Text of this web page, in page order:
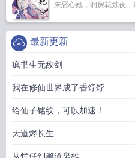
来恶心她，洞房花烛夜
最新更新
疯书生无敌剑
我在修仙世界成了香饽饽
给仙子铭纹，可以加速！
天道烬长生